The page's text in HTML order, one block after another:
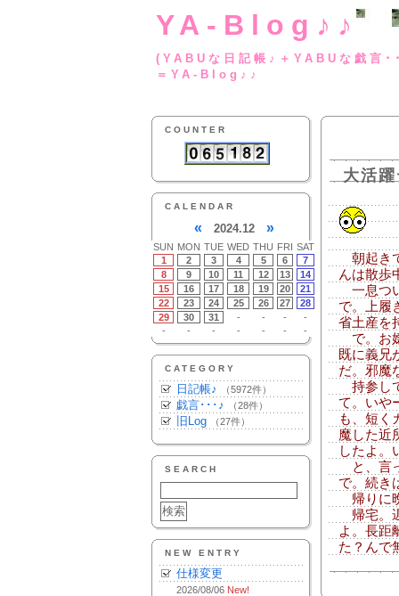
YA-Blog♪♪
(YABUな日記帳♪
＝YA-Blog♪♪
COUNTER
CALENDAR
« 2024.12 »
SUN MON TUE WED THU FRI SAT
1
2 3 4 5 6
7
8
9 10 11 12 13
14
15
16 17 18 19 20
21
22
23 24 25 26 27
28
29
30 31 - - -
-
-
- - - - - -
CATEGORY
日記帳♪ （5972件）
戯言･･･♪ （28件）
旧Log （27件）
SEARCH
NEW ENTRY
仕様変更
2026/08/06 New!
大活
朝起き
んは散歩
一息つ
で。上履
省土産を
で。お
既に義兄
だ。邪魔
持参し
て。いや
も、短く
魔した近
したよ。
と、言
で。続き
帰りに
帰宅。
よ。長距
た？んで